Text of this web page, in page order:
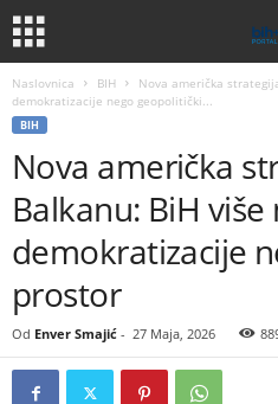
Naslovnica BIH
Nova američka
demokratizacije nego geopolitički...
BIH
Nova američka
Balkanu: BiH
demokratizacije
prostor
Od Enver Smajić - 27 Maja, 2026